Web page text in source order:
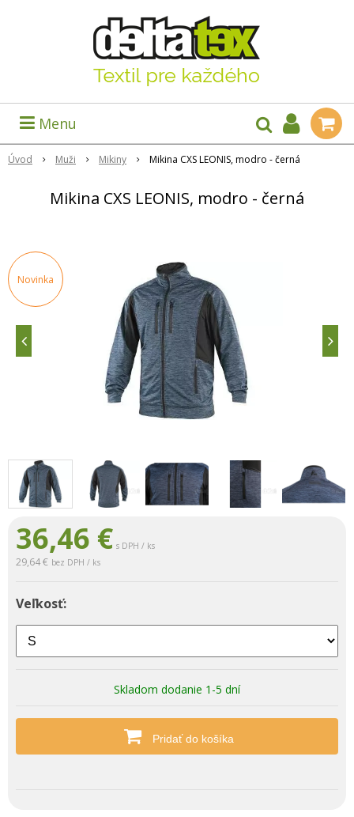
Menu
Úvod Muži Mikiny Mikina CXS LEONIS, modro - černá
Mikina CXS LEONIS, modro - černá
Novinka
36,46 € s DPH / ks
29,64 € bez DPH / ks
Veľkosť:
Skladom dodanie 1-5 dní
Pridať do košíka